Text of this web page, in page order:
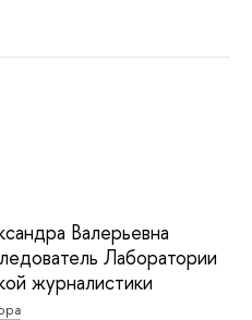
Валерьевна
Лаборатории
журналистики